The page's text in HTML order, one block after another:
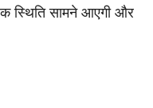
स्थिति सामने आएगी और